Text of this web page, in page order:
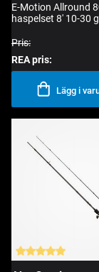
E-Motion Allround
haspelset 8' 10-30
Pris:
REA pris:
Lägg i